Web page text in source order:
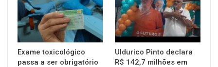
Exame toxicológico
passa a ser obrigatório
Uldurico Pinto declara
R$ 142,7 milhões em